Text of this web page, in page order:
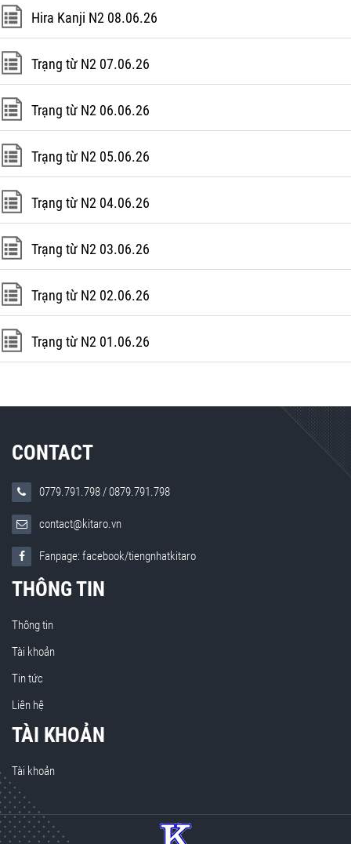
Hira Kanji N2 08.06.26
Trạng từ N2 07.06.26
Trạng từ N2 06.06.26
Trạng từ N2 05.06.26
Trạng từ N2 04.06.26
Trạng từ N2 03.06.26
Trạng từ N2 02.06.26
Trạng từ N2 01.06.26
CONTACT
0779.791.798/0879.791.798
contact@kitaro.vn
Fanpage: facebook/tiengnhatkitaro
THÔNG TIN
Thông tin
Tài khoản
Tin tức
Liên hệ
TÀI KHOẢN
Tài khoản